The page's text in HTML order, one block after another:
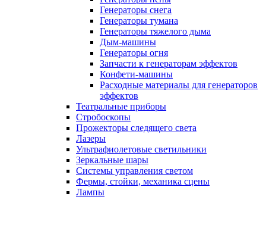
Генераторы снега
Генераторы тумана
Генераторы тяжелого дыма
Дым-машины
Генераторы огня
Запчасти к генераторам эффектов
Конфети-машины
Расходные материалы для генераторов
эффектов
Театральные приборы
Стробоскопы
Прожекторы следящего света
Лазеры
Ультрафиолетовые светильники
Зеркальные шары
Системы управления светом
Фермы, стойки, механика сцены
Лампы